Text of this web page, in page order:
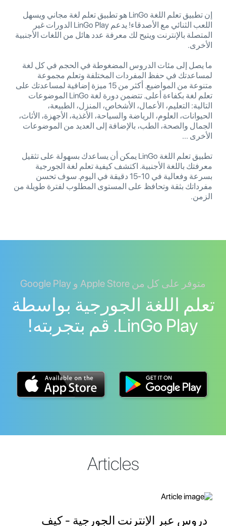
إن تطبيق تعلم اللغة LinGo هو تطبيق تعلم لغة مجاني ويسهل
اللعب الثنائي مع الأصدقاء! يدعم LinGo Play الدورات غير
المتصلة بالإنترنت ويتيح لك معرفة عدد هائل من اللغات الأجنبية
الأخرى.
ما يصل إلى مئات الدروس المضغوطة في الحجم في كل لغة
لمساعدتك في حفظ المفردات المختلفة وتعلم مجموعة
متنوعة من المواضيع. أكثر من 15 ميزة إضافية لمساعدتك على
تعلم لغة بكفاءة أعلى. تتضمن دورة لغة LinGo الموضوعات
التالية: التعليم، الأعمال، الأشخاص، المنزل، الطبيعة،
الحيوانات، العلوم، الرياضة والسياحة، الأغذية، الأجهزة، الأثاث،
الجمال والصحة، الطب، بالإضافة إلى العديد من الموضوعات
الأخرى ...
تطبيق تعلم اللغة LinGo يمكن أن يساعدك بسهولة على تثقيل
معرفتك باللغة الأجنبية. اكتشف كيفية تعلم لغة الجورجية
بسرعة وفعالية في 10-15 دقيقة في اليوم. سوف تحسن
مفرداتك بثقة وتحافظ على المستوى المطلوب لفترة طويلة من
الزمن.
متوفر على كل من Apple Store و Google Play
تعلم اللغة الجورجية بواسطة
LinGo Play. قم بتجربته!
Articles
دروس عبر الإنترنت الجورجية - كيف